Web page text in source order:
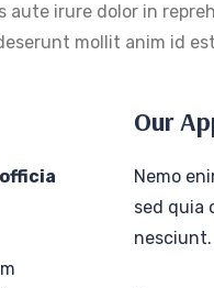
irure dolor in
mollit anim id
Our
Nemo
sed quia
nesciunt.